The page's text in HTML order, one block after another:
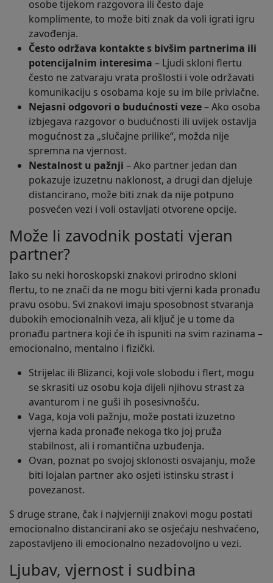
osobe tijekom razgovora ili često daje
komplimente, to može biti znak da voli igrati igru
zavođenja.
Često održava kontakte s bivšim partnerima ili
potencijalnim interesima – Ljudi skloni flertu
često ne zatvaraju vrata prošlosti i vole održavati
komunikaciju s osobama koje su im bile privlačne.
Nejasni odgovori o budućnosti veze– Ako osoba
izbjegava razgovor o budućnosti ili uvijek ostavlja
mogućnost za „slučajne prilike“, možda nije
spremna na vjernost.
Nestalnost u pažnji – Ako partner jedan dan
pokazuje izuzetnu naklonost, a drugi dan djeluje
distancirano, može biti znak da nije potpuno
posvećen vezi i voli ostavljati otvorene opcije.
Može li zavodnik postati vjeran
partner?
Iako su neki horoskopski znakovi prirodno skloni
flertu, to ne znači da ne mogu biti vjerni kada pronađu
pravu osobu. Svi znakovi imaju sposobnost stvaranja
dubokih emocionalnih veza, ali ključ je u tome da
pronađu partnera koji će ih ispuniti na svim razinama –
emocionalno, mentalno i fizički.
Strijelac ili Blizanci, koji vole slobodu i flert, mogu
se skrasiti uz osobu koja dijeli njihovu strast za
avanturom i ne guši ih posesivnošću.
Vaga, koja voli pažnju, može postati izuzetno
vjerna kada pronađe nekoga tko joj pruža
stabilnost, ali i romantična uzbuđenja.
Ovan, poznat po svojoj sklonosti osvajanju, može
biti lojalan partner ako osjeti istinsku strast i
povezanost.
S druge strane, čak i najvjerniji znakovi mogu postati
emocionalno distancirani ako se osjećaju neshvaćeno,
zapostavljeno ili emocionalno nezadovoljno u vezi.
Ljubav, vjernost i sudbina